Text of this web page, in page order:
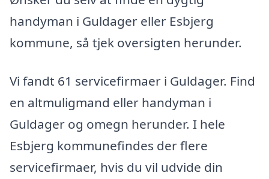
handyman i Guldager eller Esbjerg
kommune, så tjek oversigten herunder.
Vi fandt 61 servicefirmaer i Guldager. Find
en altmuligmand eller handyman i
Guldager og omegn herunder. I hele
Esbjerg kommunefindes der flere
servicefirmaer, hvis du vil udvide din